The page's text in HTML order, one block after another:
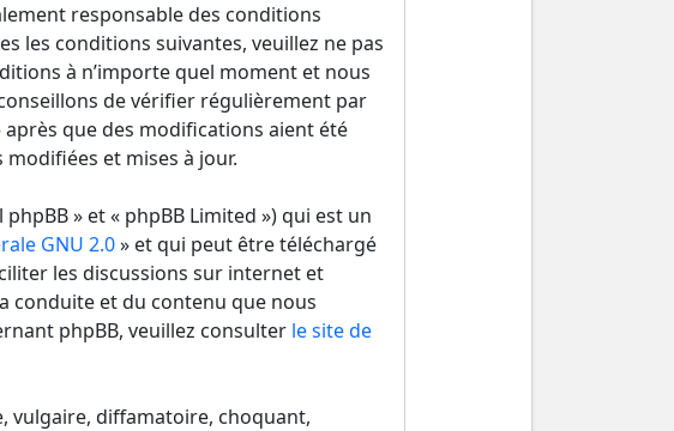
responsable des conditions
les conditions suivantes, veuillez ne pas
à n’importe quel moment et nous
de vérifier régulièrement par
que des modifications aient été
et mises à jour.
» et « phpBB Limited ») qui est un
GNU 2.0» et qui peut être téléchargé
les discussions sur internet et
conduite et du contenu que nous
phpBB, veuillez consulter le site de
vulgaire, diffamatoire, choquant,